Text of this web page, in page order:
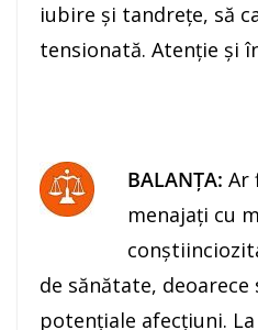
iubire şi tandreţe, să
tensionată. Atenţie şi
BALANŢA: Ar
menajaţi cu
de sănătate,
potenţiale afecţiuni.